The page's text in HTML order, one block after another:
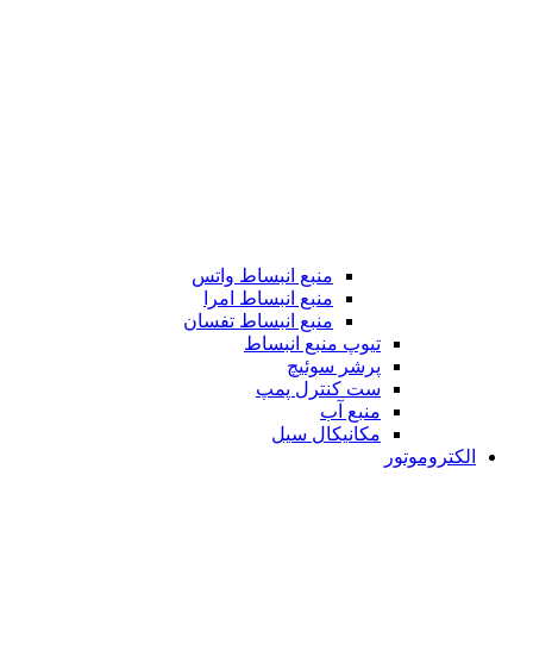
منبع انبساط واتس
منبع انبساط امرا
منبع انبساط تفسان
تیوپ منبع انبساط
پرشر سوئیچ
ست کنترل پمپ
منبع آب
مکانیکال سیل
الکتروموتور